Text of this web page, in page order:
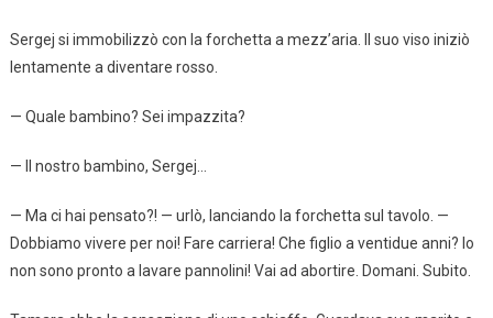
Sergej si immobilizzò con la forchetta a mezz’aria. Il suo viso iniziò
lentamente a diventare rosso.
— Quale bambino? Sei impazzita?
— Il nostro bambino, Sergej…
— Ma ci hai pensato?! — urlò, lanciando la forchetta sul tavolo. —
Dobbiamo vivere per noi! Fare carriera! Che figlio a ventidue anni? Io
non sono pronto a lavare pannolini! Vai ad abortire. Domani. Subito.